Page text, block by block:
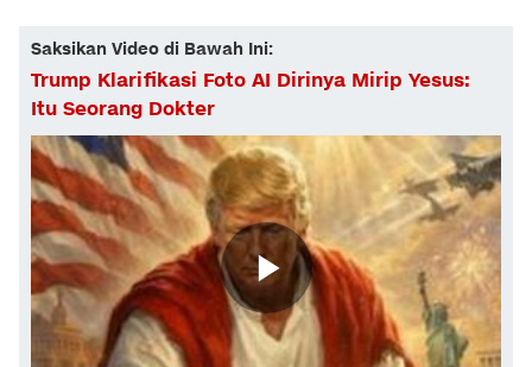
Saksikan Video di Bawah Ini:
Trump Klarifikasi Foto AI Dirinya Mirip Yesus:
Itu Seorang Dokter